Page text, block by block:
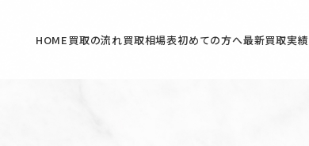
HOME買取の流れ買取相場表初めての方へ最新買取実績